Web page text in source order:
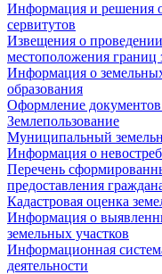
Информация и решения
сервитутов
Извещения о
местоположения границ
Информация о
образования
Оформление документов
Землепользование
Муниципальный
Информация о
Перечень
предоставления
Кадастровая оценка
Информация о
земельных участков
Информационная
деятельности